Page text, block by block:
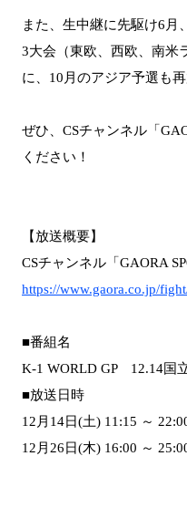
また、生中継に先駆け6月
3大会（東欧、西欧、南米
に、10月のアジア予選も再
ぜひ、CSチャンネル「
ください！
【放送概要】
CSチャンネル「GAORA
https://www.gaora.co.jp/
■番組名
K-1 WORLD GP 12.14国
■放送日時
12月14日(土) 11:15 ～
12月26日(木) 16:00 ～